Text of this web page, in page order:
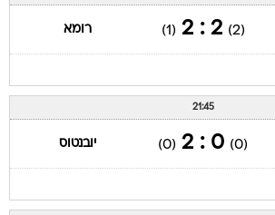
(2)
2 : 2
(1) רומא
21:45
(0)
0 : 2
(0) יובנטוס